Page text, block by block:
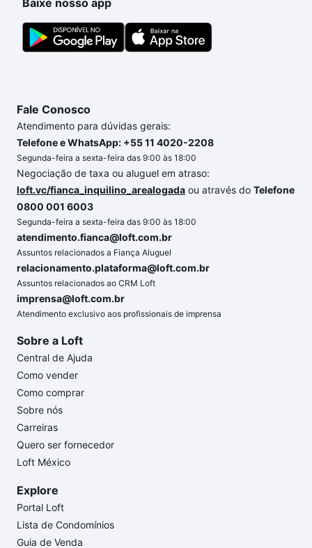
custa comprar um apartamento
gente para comprar o imóvel dos seus sonhos com
segurança e conforto. Loft, com você até as
Baixe nosso app
Fale Conosco
Atendimento para dúvidas gerais:
Telefone e WhatsApp: +55 11 4020-2208
Segunda-feira a sexta-feira das 9:00 às 18:00
Negociação de taxa ou aluguel em atraso:
loft.vc/fianca_inquilino_arealogada ou através do Telefone
0800 001 6003
Segunda-feira a sexta-feira das 9:00 às 18:00
atendimento.fianca@loft.com.br
Assuntos relacionados a Fiança Aluguel
relacionamento.plataforma@loft.com.br
Assuntos relacionados ao CRM Loft
imprensa@loft.com.br
Atendimento exclusivo aos profissionais de imprensa
Sobre a Loft
Central de Ajuda
Como vender
Como comprar
Sobre nós
Carreiras
Quero ser fornecedor
Loft México
Explore
Portal Loft
Lista de Condomínios
Guia de Venda